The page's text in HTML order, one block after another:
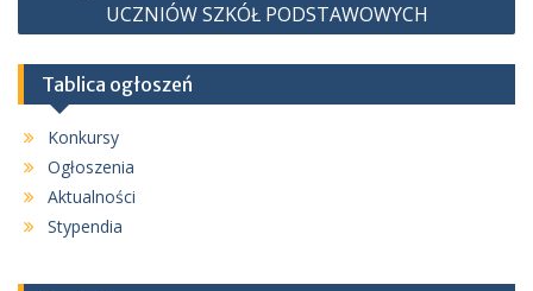
UCZNIÓW SZKÓŁ PODSTAWOWYCH
Tablica ogłoszeń
Konkursy
Ogłoszenia
Aktualności
Stypendia